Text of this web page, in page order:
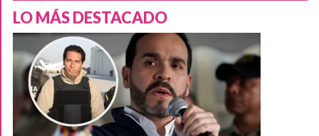
LO MÁS DESTACADO